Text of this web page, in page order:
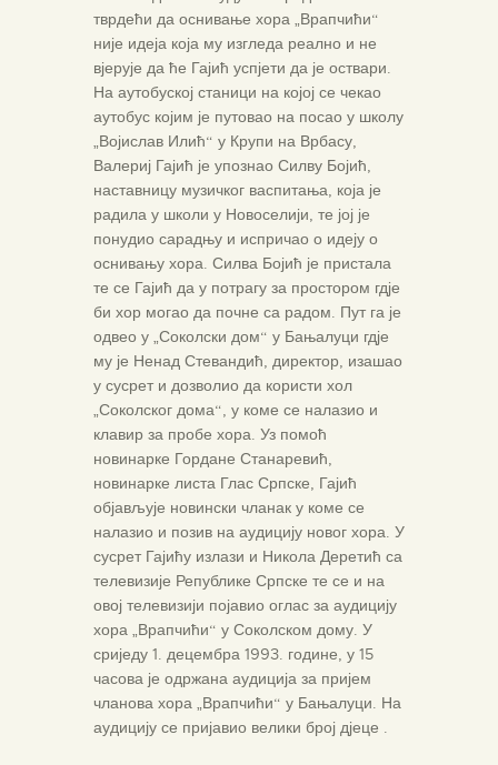
тврдећи да оснивање хора „Врапчићи“
није идеја која му изгледа реално и не
вјерује да ће Гајић успјети да је оствари.
На аутобуској станици на којој се чекао
аутобус којим је путовао на посао у школу
„Војислав Илић“ у Крупи на Врбасу,
Валериј Гајић је упознао Силву Бојић,
наставницу музичког васпитања, која је
радила у школи у Новоселији, те јој је
понудио сарадњу и испричао о идеју о
оснивању хора. Силва Бојић је пристала
те се Гајић да у потрагу за простором гдје
би хор могао да почне са радом. Пут га је
одвео у „Соколски дом“ у Бањалуци гдје
му је Ненад Стевандић, директор, изашао
у сусрет и дозволио да користи хол
„Соколског дома“, у коме се налазио и
клавир за пробе хора. Уз помоћ
новинарке Гордане Станаревић,
новинарке листа Глас Српске, Гајић
објављује новински чланак у коме се
налазио и позив на аудицију новог хора. У
сусрет Гајићу излази и Никола Деретић са
телевизије Републике Српске те се и на
овој телевизији појавио оглас за аудицију
хора „Врапчићи“ у Соколском дому. У
сриједу 1. децембра 1993. године, у 15
часова је одржана аудиција за пријем
чланова хора „Врапчићи“ у Бањалуци. На
аудицију се пријавио велики број дјеце .